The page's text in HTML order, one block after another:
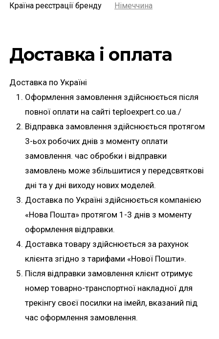
Країна реєстрації бренду
Німеччина
Доставка і оплата
Доставка по Україні
Оформлення замовлення здійснюється після
повної оплати на сайті teploexpert.co.ua./
Відправка замовлення здійснюється протягом
3-ьох робочих днів з моменту оплати
замовлення. час обробки і відправки
замовлень може збільшитися у передсвяткові
дні та у дні виходу нових моделей.
Доставка по Україні здійснюється компанією
«Нова Пошта» протягом 1-3 днів з моменту
оформлення відправки.
Доставка товару здійснюється за рахунок
клієнта згідно з тарифами «Нової Пошти».
Після відправки замовлення клієнт отримує
номер товарно-транспортної накладної для
трекінгу своєї посилки на імейл, вказаний під
час оформлення замовлення.